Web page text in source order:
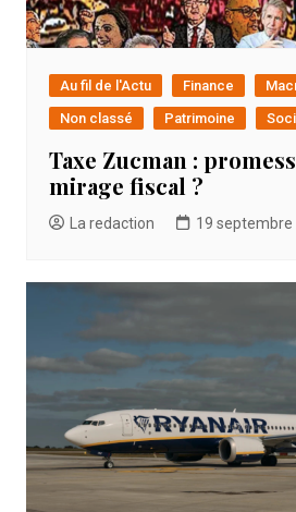
Au fil de l'Actu Finance
Non classé
Patrimoine
Taxe Zucman :
mirage fiscal ?
La redaction 19 septembre